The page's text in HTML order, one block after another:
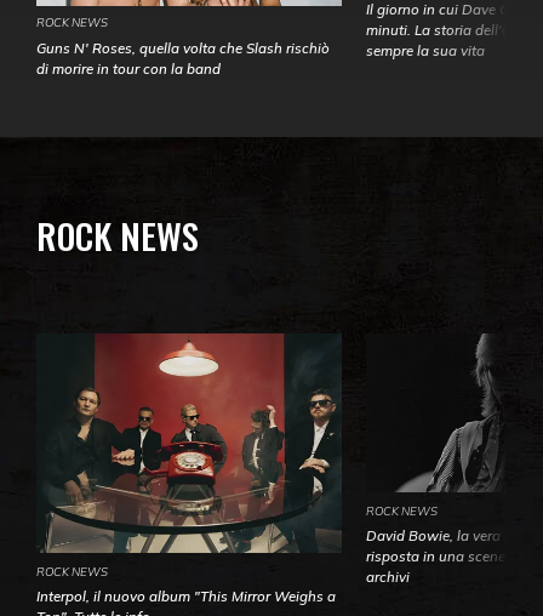
ROCK NEWS
Guns N' Roses, quella volta che Slash rischiò
di morire in tour con la band
Il giorno in cui Dave
minuti. La storia
sempre la sua vita
ROCK NEWS
ROCK NEWS
Interpol, il nuovo album "This Mirror Weighs a
ROCK NEWS
David Bowie, la vera
risposta in una
archivi